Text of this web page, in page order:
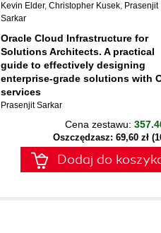
Kevin Elder, Christopher Kusek, Prasenjit
Sarkar
Oracle Cloud Infrastructure for
Solutions Architects. A practical
guide to effectively designing
enterprise-grade solutions with
services
Prasenjit Sarkar
Cena zestawu:
Oszczędzasz: 69,60 zł
Dodaj do